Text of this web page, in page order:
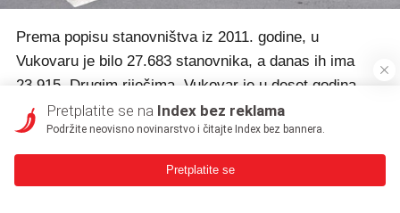
Prema popisu stanovništva iz 2011. godine, u
Vukovaru je bilo 27.683 stanovnika, a danas ih ima
23.915. Drugim riječima, Vukovar je u deset godina
napustio skoro svaki sedmi čovjek.
se tim da će biti dobro ako upucaju silni novac te tako
Pretplatite se na Index bez reklama
Podržite neovisno novinarstvo i čitajte Index bez bannera.
Pretplatite se